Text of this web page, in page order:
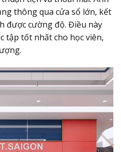
thông qua cửa sổ lớn, kết
được cường độ. Điều này
tập tốt nhất cho học viên,